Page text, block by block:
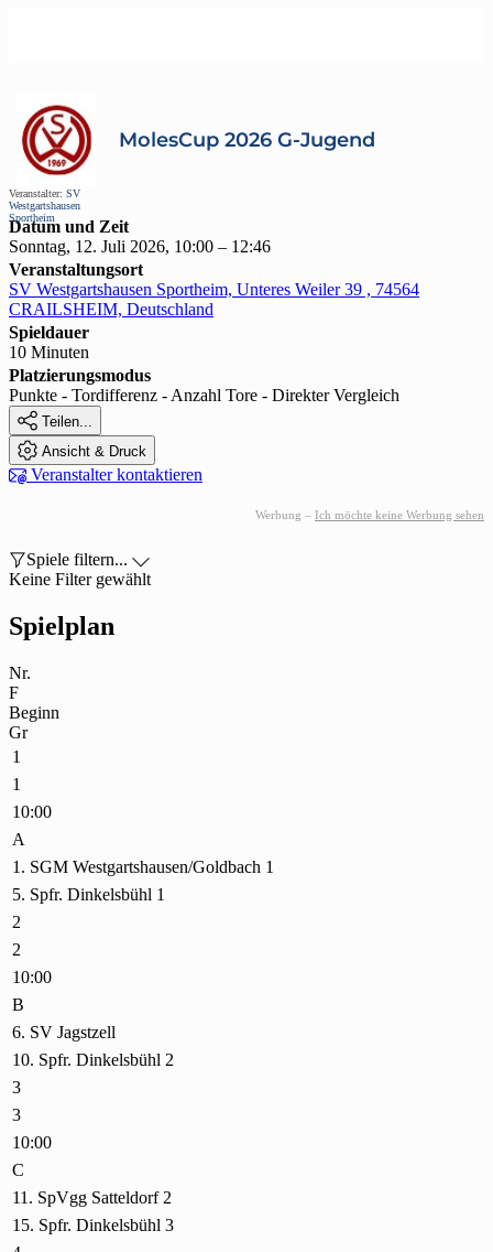
Veranstalter: SV
Westgartshausen
Sportheim
MolesCup 2026 G-Jugend
Datum und Zeit
Sonntag, 12. Juli 2026, 10:00 – 12:46
Veranstaltungsort
SV Westgartshausen Sportheim, Unteres Weiler 39 , 74564
CRAILSHEIM, Deutschland
Spieldauer
10 Minuten
Platzierungsmodus
Punkte - Tordifferenz - Anzahl Tore - Direkter Vergleich
 Teilen...
 Ansicht & Druck
 Veranstalter kontaktieren
Werbung – Ich möchte keine Werbung sehen
Spiele filtern... 
Keine Filter gewählt
Spielplan
Nr.
F
Beginn
Gr
1
1
10:00
A
1. SGM Westgartshausen/Goldbach 1
5. Spfr. Dinkelsbühl 1
2
2
10:00
B
6. SV Jagstzell
10. Spfr. Dinkelsbühl 2
3
3
10:00
C
11. SpVgg Satteldorf 2
15. Spfr. Dinkelsbühl 3